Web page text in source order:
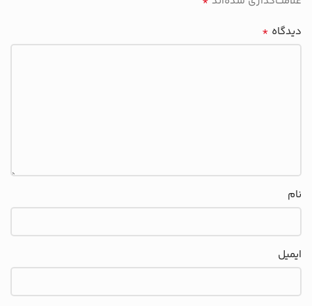
دیدگاه *
نام
ایمیل